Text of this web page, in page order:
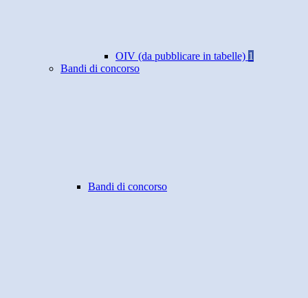
OIV (da pubblicare in tabelle) 1
Bandi di concorso
Bandi di concorso